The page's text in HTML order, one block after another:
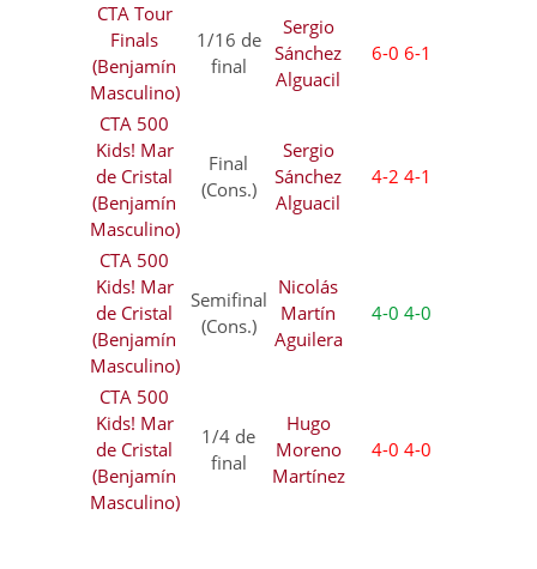
CTA Tour
Finals
(Benjamín
Masculino)
1/16 de
final
Sergio
Sánchez
Alguacil
6-0 6-1
CTA 500
Kids! Mar
de Cristal
(Benjamín
Masculino)
Final
(Cons.)
Sergio
Sánchez
Alguacil
4-2 4-1
CTA 500
Kids! Mar
de Cristal
(Benjamín
Masculino)
Semifinal
(Cons.)
Nicolás
Martín
Aguilera
4-0 4-0
CTA 500
Kids! Mar
de Cristal
(Benjamín
Masculino)
1/4 de
final
Hugo
Moreno
Martínez
4-0 4-0